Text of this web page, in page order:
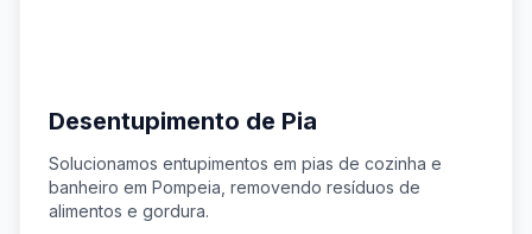
Desentupimento de Pia
Solucionamos entupimentos em pias de cozinha e
banheiro em Pompeia, removendo resíduos de
alimentos e gordura.